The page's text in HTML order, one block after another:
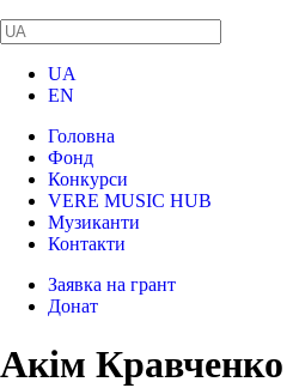
UA
EN
Головна
Фонд
Конкурси
VERE MUSIC HUB
Музиканти
Контакти
Заявка на грант
Донат
Акім Кравченко